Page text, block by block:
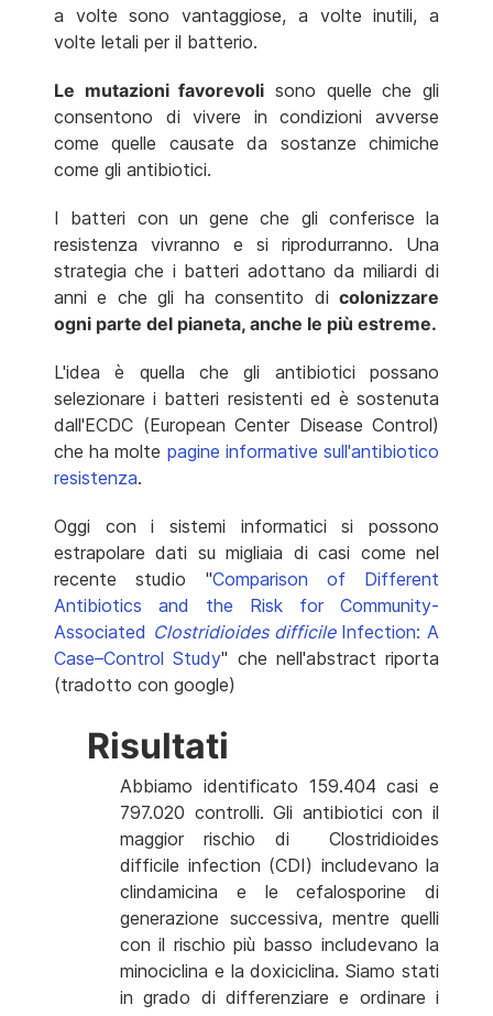
a volte sono vantaggiose, a volte inutili, a
volte letali per il batterio.
Le mutazioni favorevoli sono quelle che gli
consentono di vivere in condizioni avverse
come quelle causate da sostanze chimiche
come gli antibiotici.
I batteri con un gene che gli conferisce la
resistenza vivranno e si riprodurranno. Una
strategia che i batteri adottano da miliardi di
anni e che gli ha consentito di colonizzare
ogni parte del pianeta, anche le più estreme.
L'idea è quella che gli antibiotici possano
selezionare i batteri resistenti ed è sostenuta
dall'ECDC (European Center Disease Control)
che ha molte pagine informative sull'antibiotico
resistenza.
Oggi con i sistemi informatici si possono
estrapolare dati su migliaia di casi come nel
recente studio "Comparison of Different
Antibiotics and the Risk for Community-
Associated Clostridioides difficileInfection: A
Case–Control Study" che nell'abstract riporta
(tradotto con google)
Risultati
Abbiamo identificato 159.404 casi e
797.020 controlli. Gli antibiotici con il
maggior rischio di Clostridioides
difficile infection (CDI) includevano la
clindamicina e le cefalosporine di
generazione successiva, mentre quelli
con il rischio più basso includevano la
minociclina e la doxiciclina. Siamo stati
in grado di differenziare e ordinare i